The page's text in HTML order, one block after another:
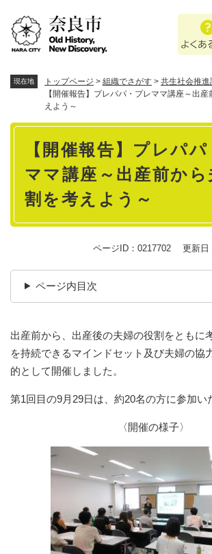
あ
問
現在地 トップページ > 組織でさがす > 共生社会推
【開催報告】プレパパ・プレママ講座～出
えよう～
本
【開催報告】プレパ
ママ講座～出産前から
割を考えよう～
ページID：0217702 更新日
ページ内目次
出産前から、出産後の夫婦の役割をともに
を持続できるマインドセット及び夫婦の協
的として開催しました。
第1回目の9月29日は、約20名の方に参加い
〈開催の様子〉